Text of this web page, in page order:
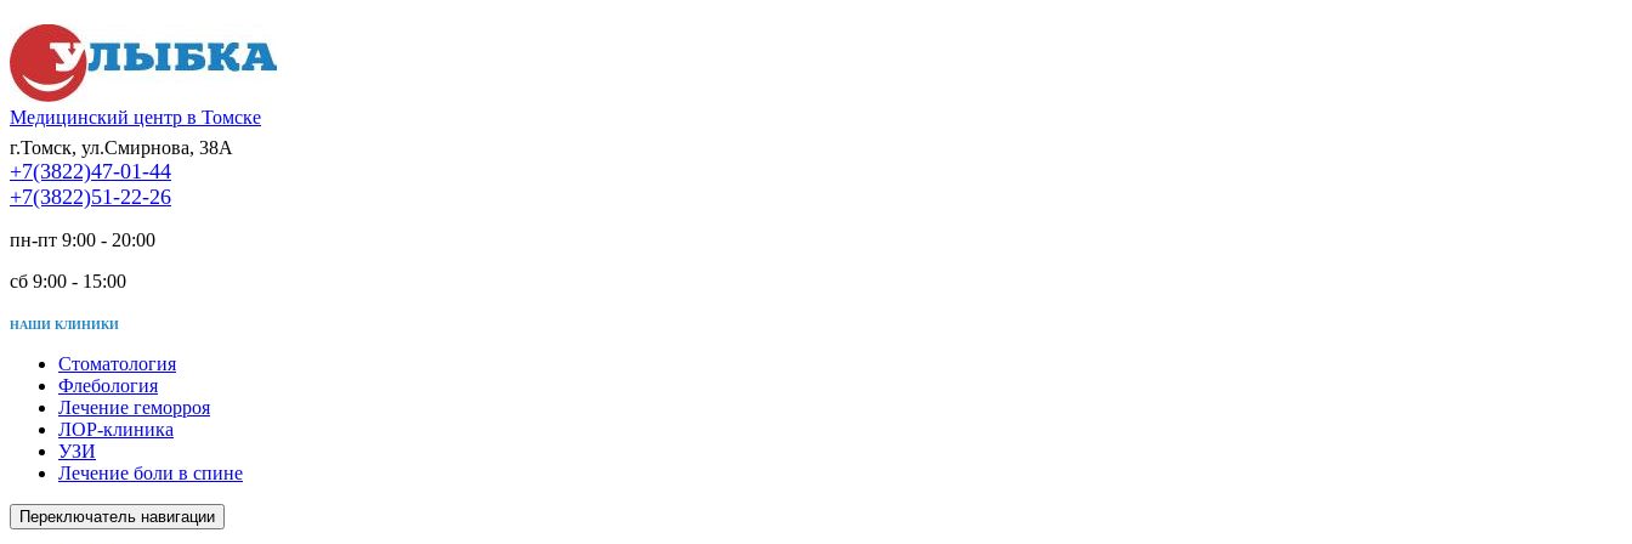
Медицинский центр в Томске
г.Томск, ул.Смирнова, 38А
+7(3822)47-01-44
+7(3822)51-22-26
пн-пт 9:00 - 20:00
сб 9:00 - 15:00
НАШИ КЛИНИКИ
Стоматология
Флебология
Лечение геморроя
ЛОР-клиника
УЗИ
Лечение боли в спине
Переключатель навигации